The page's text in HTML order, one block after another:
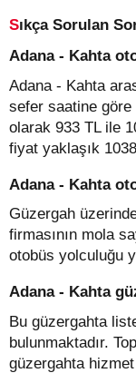
Sıkça Sorulan
Adana - Kahta
Adana - Kahta
sefer saatine
olarak 933 TL ile
fiyat yaklaşık
Adana - Kahta
Güzergah
firmasının mola
otobüs yolculuğu
Adana - Kahta
Bu güzergahta
bulunmaktadır.
güzergahta